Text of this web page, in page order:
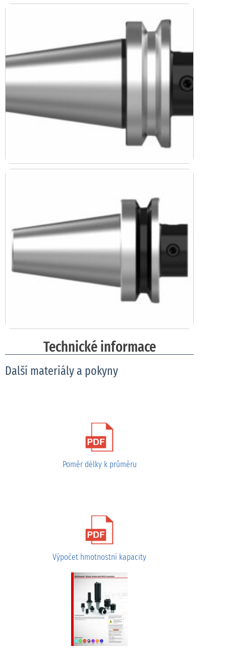
Technické informace
Další materiály a pokyny
Poměr délky k průměru
Výpočet hmotnostní kapacity